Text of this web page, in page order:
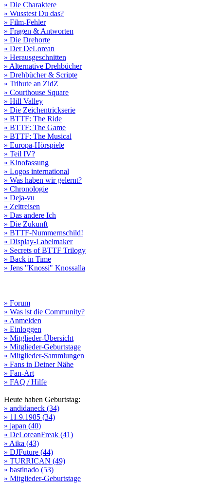
» Die Charaktere
» Wusstest Du das?
» Film-Fehler
» Fragen & Antworten
» Die Drehorte
» Der DeLorean
» Herausgeschnitten
» Alternative Drehbücher
» Drehbücher & Scripte
» Tribute an ZidZ
» Courthouse Square
» Hill Valley
» Die Zeichentrickserie
» BTTF: The Ride
» BTTF: The Game
» BTTF: The Musical
» Europa-Hörspiele
» Teil IV?
» Kinofassung
» Logos international
» Was haben wir gelernt?
» Chronologie
» Deja-vu
» Zeitreisen
» Das andere Ich
» Die Zukunft
» BTTF-Nummernschild!
» Display-Labelmaker
» Secrets of BTTF Trilogy
» Back in Time
» Jens "Knossi" Knossalla
» Forum
» Was ist die Community?
» Anmelden
» Einloggen
» Mitglieder-Übersicht
» Mitglieder-Geburtstage
» Mitglieder-Sammlungen
» Fans in Deiner Nähe
» Fan-Art
» FAQ / Hilfe
Heute haben Geburtstag:
» andidaneck (34)
» 11.9.1985 (34)
» japan (40)
» DeLoreanFreak (41)
» Aika (43)
» DJFuture (44)
» TURRICAN (49)
» bastinado (53)
» Mitglieder-Geburtstage